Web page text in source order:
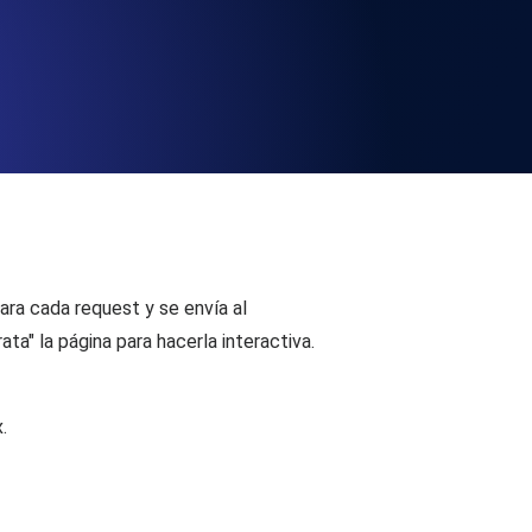
con comprobación de registros y alertas. Gratis para
YAML, JS y MCP
cada request y se envía al
la página para hacerla interactiva.